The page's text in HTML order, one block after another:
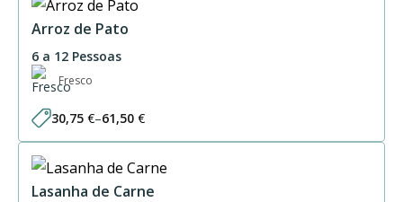
Arroz de Pato
6 a 12 Pessoas
Fresco
30,75 €–61,50 €
Price
range:
through
61,50 €
Lasanha de Carne